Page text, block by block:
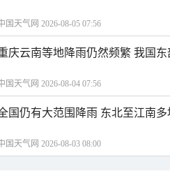
国天气网 2026-08-05 07:56
庆云南等地降雨仍然频繁 我国
国天气网 2026-08-04 07:56
国仍有大范围降雨 东北至江南
国天气网 2026-08-03 08:00